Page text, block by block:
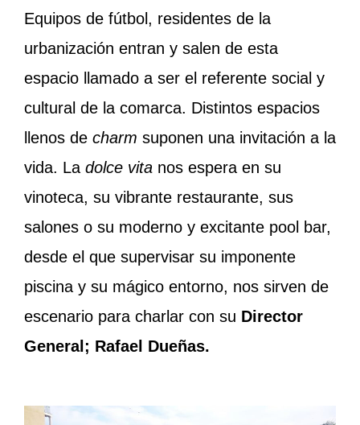
Equipos de fútbol, residentes de la
urbanización entran y salen de esta
espacio llamado a ser el referente social y
cultural de la comarca. Distintos espacios
llenos de charm suponen una invitación a la
vida. La dolce vita nos espera en su
vinoteca, su vibrante restaurante, sus
salones o su moderno y excitante pool bar,
desde el que supervisar su imponente
piscina y su mágico entorno, nos sirven de
escenario para charlar con su Director
General; Rafael Dueñas.